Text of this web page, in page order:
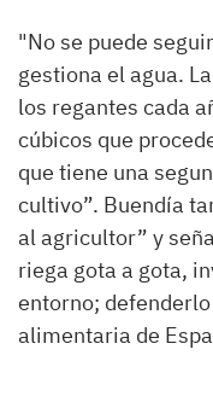
"No se puede
gestiona el agua.
los regantes cada
cúbicos que
que tiene una
cultivo”. Buendía
al agricultor” y
riega gota a gota,
entorno;
alimentaria de